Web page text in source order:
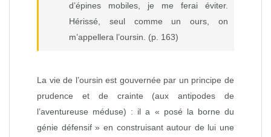
d’épines mobiles, je me ferai éviter.
Hérissé, seul comme un ours, on
m’appellera l’oursin. (p. 163)
La vie de l’oursin est gouvernée par un principe de
prudence et de crainte (aux antipodes de
l’aventureuse méduse) : il a « posé la borne du
génie défensif » en construisant autour de lui une